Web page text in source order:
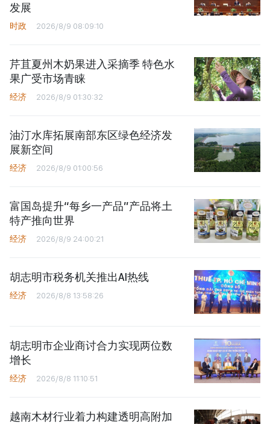
发展
时政 2026/8/9 08:09:10
芹苴夏州木奶果进入采摘季 特色水
果广受市场青睐
经济 2026/8/9 01:30:32
油汀水库拓展南部东区绿色经济发
展新空间
经济 2026/8/9 01:00:56
富国岛提升“每乡一产品”产品将土
特产推向世界
经济 2026/8/9 24:00:21
胡志明市税务机关推出AI热线
经济 2026/8/8 13:58:26
胡志明市企业商讨合力实现两位数
增长
经济 2026/8/8 11:10:51
越南木材行业着力构建透明高附加